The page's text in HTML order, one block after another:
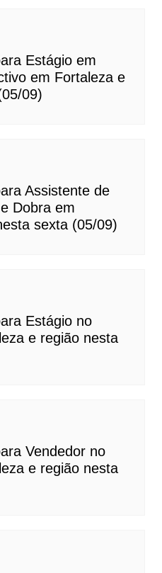
Estágio em
em Fortaleza e
09)
Assistente de
Dobra em
sexta (05/09)
Estágio no
e região nesta
Vendedor no
e região nesta